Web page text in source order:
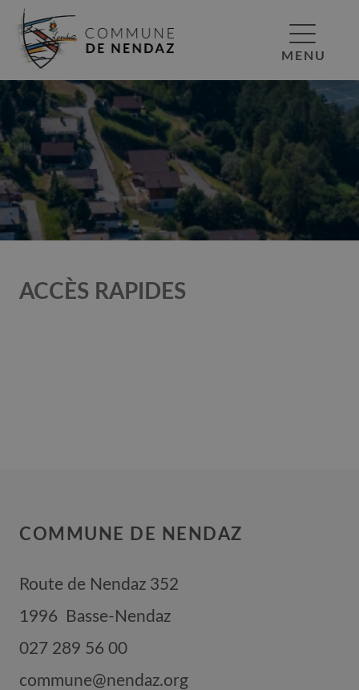
MENU
ACCÈS RAPIDES
COMMUNE DE NENDAZ
Route de Nendaz 352
1996
Basse-Nendaz
027 289 56 00
commune@nendaz.org